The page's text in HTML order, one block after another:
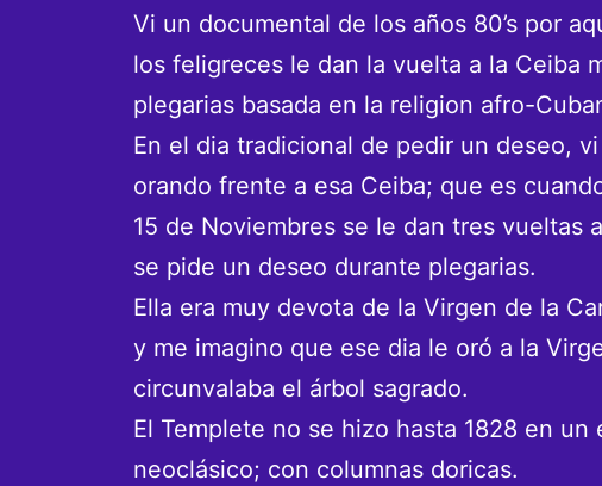
Vi un documental de los años 80’s por
los feligreces le dan la vuelta a la Ceiba
plegarias basada en la religion afro-
En el dia tradicional de pedir un deseo,
orando frente a esa Ceiba; que es
15 de Noviembres se le dan tres vueltas
se pide un deseo durante plegarias.
Ella era muy devota de la Virgen de la
y me imagino que ese dia le oró a la
circunvalaba el árbol sagrado.
El Templete no se hizo hasta 1828 en un
neoclásico; con columnas doricas.